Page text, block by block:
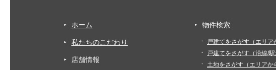
ホーム
私たちのこだわり
店舗情報
物件検索
戸建てをさがす（エリア
戸建てをさがす（沿線/駅
土地をさがす（エリアか